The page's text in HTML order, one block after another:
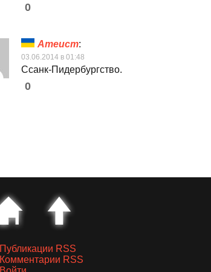
0
Атеист:
03.06.2014 в 01:48
Ссанк-Пидербургство.
0
Публикации RSS
Комментарии RSS